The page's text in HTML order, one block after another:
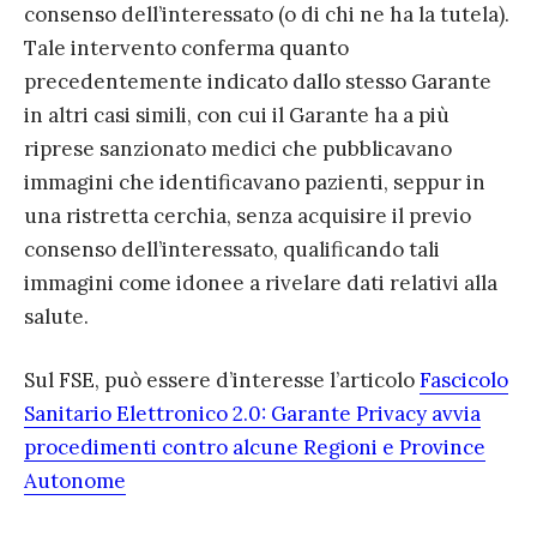
consenso dell’interessato (o di chi ne ha la tutela).
Tale intervento conferma quanto
precedentemente indicato dallo stesso Garante
in altri casi simili, con cui il Garante ha a più
riprese sanzionato medici che pubblicavano
immagini che identificavano pazienti, seppur in
una ristretta cerchia, senza acquisire il previo
consenso dell’interessato, qualificando tali
immagini come idonee a rivelare dati relativi alla
salute.
Sul FSE, può essere d’interesse l’articoloFascicolo
Sanitario Elettronico 2.0: Garante Privacy avvia
procedimenti contro alcune Regioni e Province
Autonome